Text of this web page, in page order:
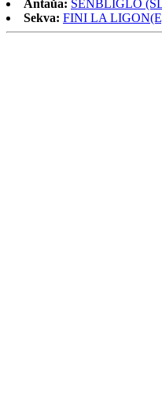
Antaŭa: SENBLIGLO
Sekva: FINI LA